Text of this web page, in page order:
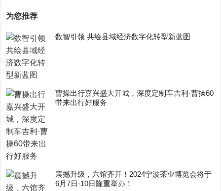
为您推荐
数智引领 共绘县域经济数字化转型新蓝图
曹操出行嘉兴盛大开城，深度定制车吉利·曹操60
带来出行好服务
震撼升级，六馆齐开！2024宁波茶业博览会将于
6月7日-10日隆重举办！